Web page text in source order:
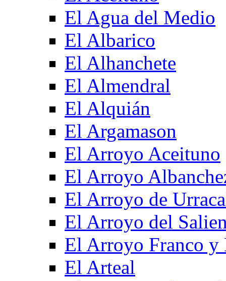
El Agua del Medio
El Albarico
El Alhanchete
El Almendral
El Alquián
El Argamason
El Arroyo Aceituno
El Arroyo
El Arroyo de
El Arroyo del
El Arroyo Franco y
El Arteal